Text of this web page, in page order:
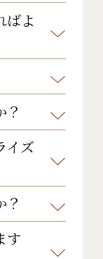
ますの
ご利用く
申し付
意もご
〜５月
最高気
の最低気
す。
のでダ
すめい
度、最高
ばよ
路の図
常口に
替る場
指示に
無料接続
す。
？
ており
イズ
ます。
日の3日
？
せん。
す